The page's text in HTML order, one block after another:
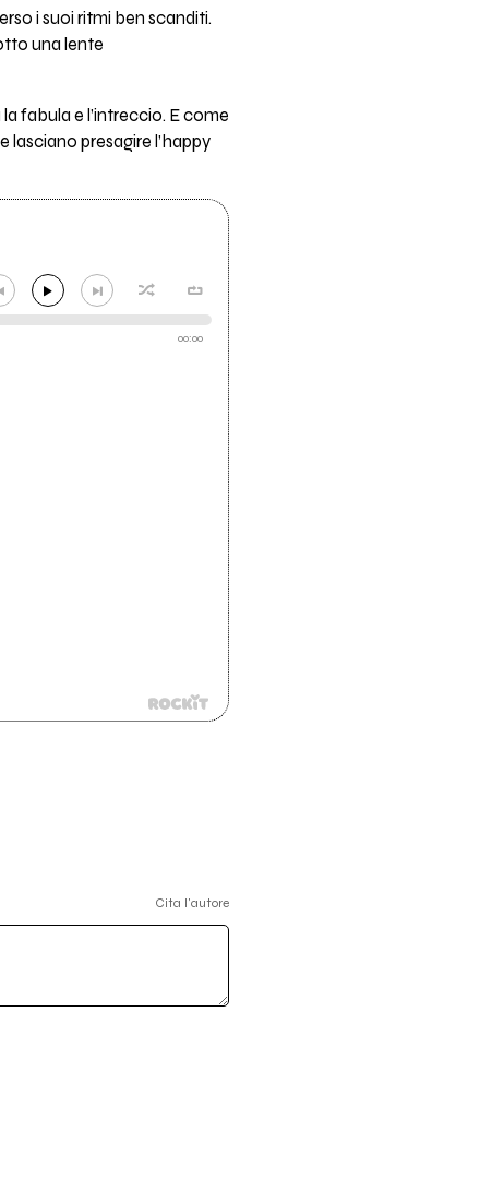
i suoi ritmi ben scanditi.
una lente
fabula e l’intreccio. E come
lasciano presagire l’happy
00:00
Cita l'autore